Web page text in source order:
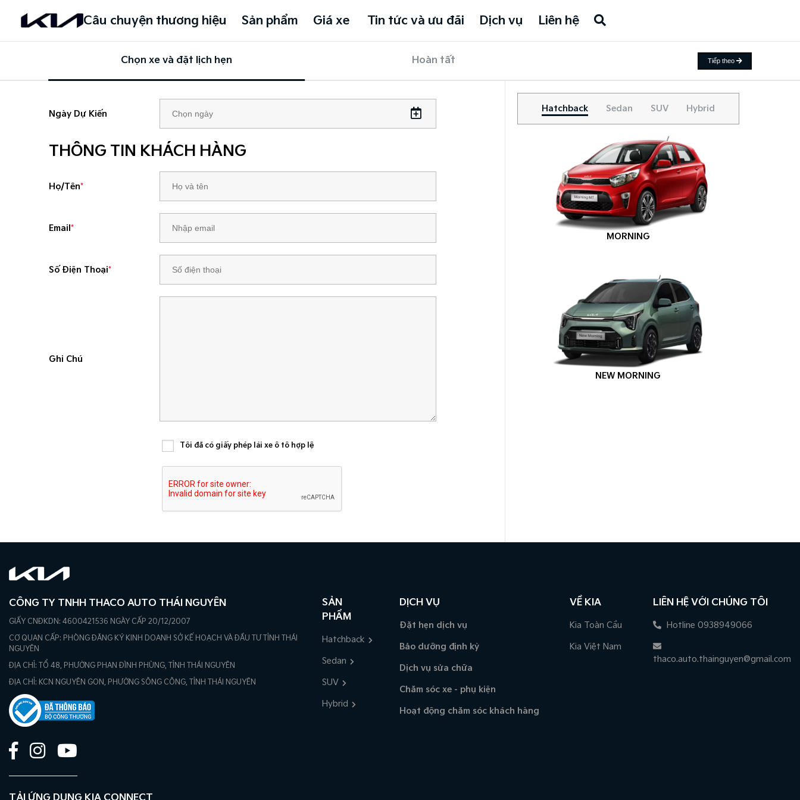
Câu chuyện thương hiệu Sản phẩm Giá xe Tin tức và ưu đãi Dịch vụ Liên hệ
Chọn xe và đặt lịch hẹn Hoàn tất Tiếp theo
Ngày Dự Kiến
THÔNG TIN KHÁCH HÀNG
Họ/Tên*
Email*
Số Điện Thoại*
Ghi Chú
Tôi đã có giấy phép lái xe ô tô hợp lệ
Hatchback Sedan SUV Hybrid
MORNING
NEW MORNING
CÔNG TY TNHH THACO AUTO THÁI NGUYÊN
GIẤY CNĐKDN: 4600421536 NGÀY CẤP 20/12/2007
CƠ QUAN CẤP: PHÒNG ĐĂNG KÝ KINH DOANH SỞ KẾ HOẠCH VÀ ĐẦU TƯ TỈNH THÁI
NGUYÊN
ĐỊA CHỈ: TỔ 48, PHƯỜNG PHAN ĐÌNH PHÙNG, TỈNH THÁI NGUYÊN
ĐỊA CHỈ: KCN NGUYÊN GON, PHƯỜNG SÔNG CÔNG, TỈNH THÁI NGUYÊN
SẢN
PHẨM
Hatchback
Sedan
SUV
Hybrid
DỊCH VỤ
Đặt hẹn dịch vụ
Bảo dưỡng định kỳ
Dịch vụ sửa chữa
Chăm sóc xe - phụ kiện
Hoạt động chăm sóc khách hàng
VỀ KIA
Kia Toàn Cầu
Kia Việt Nam
LIÊN HỆ VỚI CHÚNG TÔI
Hotline 0938949066
thaco.auto.thainguyen@gmail.com